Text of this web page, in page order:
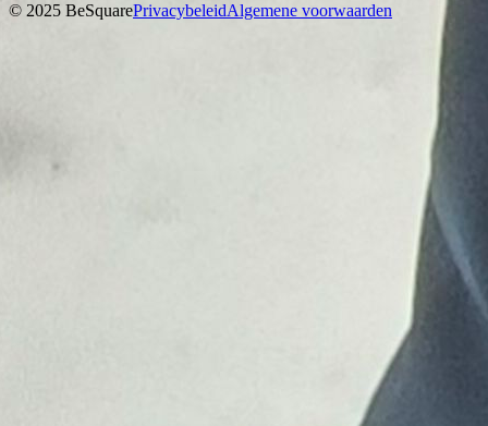
© 2025 BeSquarePrivacybeleidAlgemene voorwaarden